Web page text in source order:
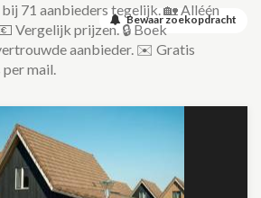
Bewaar zoekopdracht
71 aanbieders tegelijk. 🏡 Alléén
Vergelijk prijzen. 🔒 Boek
aanbieder. ✉️ Gratis
mail.